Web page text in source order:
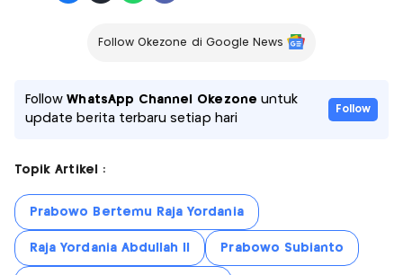
Follow Okezone di Google News
FollowWhatsApp Channel Okezone untuk
update berita terbaru setiap hari
Follow
Topik Artikel :
Prabowo Bertemu Raja Yordania
Raja Yordania Abdullah II Prabowo Subianto